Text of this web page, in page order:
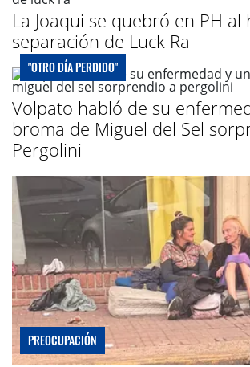
La Joaqui se quebró en PH al
separación de Luck Ra
"OTRO DÍA PERDIDO"
Volpato habló de su
broma de Miguel del Sel
Pergolini
PREOCUPACIÓN